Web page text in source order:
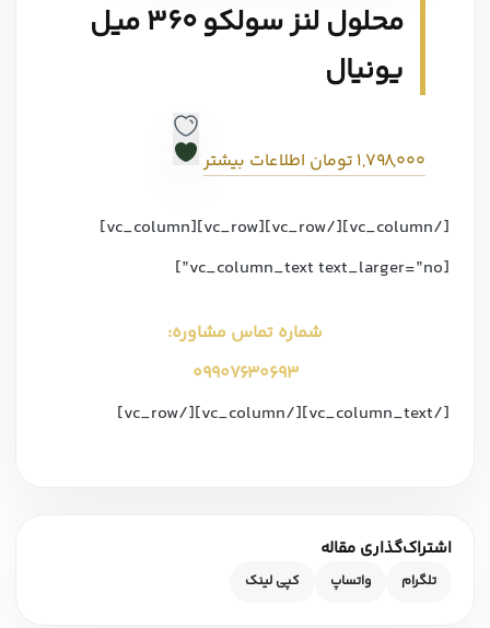
محلول لنز سولکو 360 میل
یونیال
1,798,000 تومان اطلاعات بیشتر
[/vc_column][/vc_row][vc_row][vc_column]
[vc_column_text text_larger=”no”]
شماره تماس مشاوره:
09907630693
[/vc_column_text][/vc_column][/vc_row]
اشتراک‌گذاری مقاله
تلگرام واتساپ کپی لینک